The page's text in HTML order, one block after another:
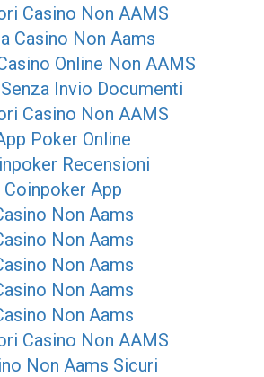
Casino Non AAMS
Casino Non Aams
Online Non AAMS
Invio Documenti
Casino Non AAMS
Poker Online
Recensioni
Coinpoker App
Non Aams
Non Aams
Non Aams
Non Aams
Non Aams
Casino Non AAMS
Non Aams Sicuri